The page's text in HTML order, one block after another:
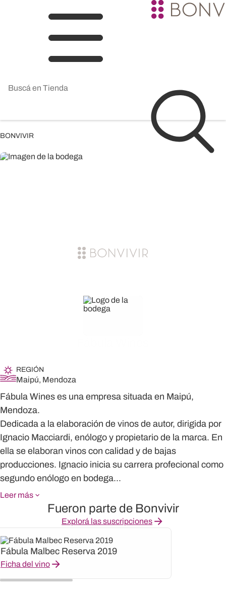
BONVIVIR
REGIÓN
Maipú, Mendoza
Fábula Wines es una empresa situada en Maipú,
Mendoza.
Dedicada a la elaboración de vinos de autor, dirigida por
Ignacio Macciardi, enólogo y propietario de la marca. En
ella se elaboran vinos con calidad y de bajas
producciones. Ignacio inicia su carrera profecional como
segundo enólogo en bodega...
Leer más
Fueron parte de Bonvivir
Explorá las suscripciones
Fábula Malbec Reserva 2019
Ficha del vino